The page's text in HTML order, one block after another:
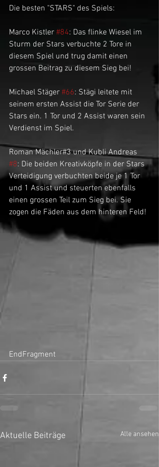
Die besten "STARS" des Spiels:
Marco Kistler #84: Das flinke Wiesel im
Sturm der Stars verbuchte 2 Tore in
diesem Spiel und trug damit einen
grossen Beitrag zu diesem Sieg bei!
Michael Stäger #66: Stägi leitete mit
seinem ersten Assist die Tor Serie der
Stars ein. 1 Tor und 2 Assist waren sein
Verdienst im Spiel.
Roman Mächler#3 und Kubli Andreas
#8: Die beiden Kreativköpfe in der Stars
Verteidigung verbuchten beide je 1 Tor
und 1 Assist und steuerten ebenfalls
einen grossen Teil zum Sieg bei. Sie
zogen die Fäden aus dem hinteren Feld!
EndFragment
Aktuelle Beiträge Alle ansehen